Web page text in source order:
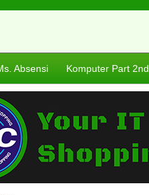
Absensi Komputer Part 2nd